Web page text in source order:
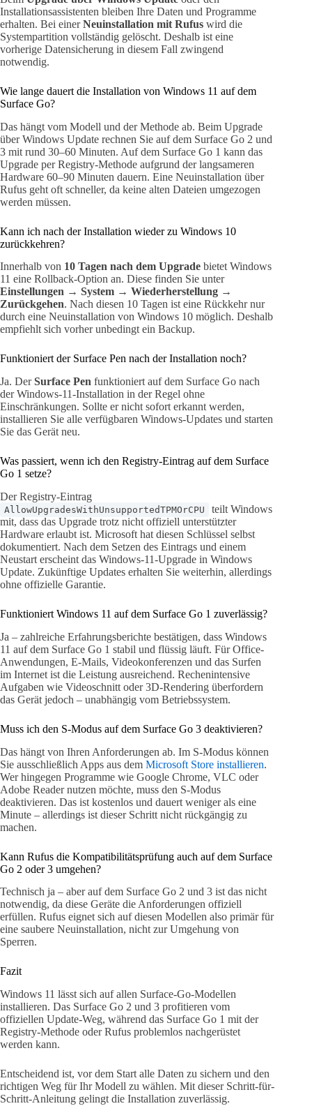
Installationsassistenten bleiben Ihre Daten und Programme
erhalten. Bei einerNeuinstallation mit Rufus wird die
Systempartition vollständig gelöscht. Deshalb ist eine
vorherige Datensicherung in diesem Fall zwingend
notwendig.
Wie lange dauert die Installation von Windows 11 auf dem
Surface Go?
Das hängt vom Modell und der Methode ab. Beim Upgrade
über Windows Update rechnen Sie auf dem Surface Go 2 und
3 mit rund 30–60 Minuten. Auf dem Surface Go 1 kann das
Upgrade per Registry-Methode aufgrund der langsameren
Hardware 60–90 Minuten dauern. Eine Neuinstallation über
Rufus geht oft schneller, da keine alten Dateien umgezogen
werden müssen.
Kann ich nach der Installation wieder zu Windows 10
zurückkehren?
Innerhalb von 10 Tagen nach dem Upgrade bietet Windows
11 eine Rollback-Option an. Diese finden Sie unter
Einstellungen → System → Wiederherstellung →
Zurückgehen. Nach diesen 10 Tagen ist eine Rückkehr nur
durch eine Neuinstallation von Windows 10 möglich. Deshalb
empfiehlt sich vorher unbedingt ein Backup.
Funktioniert der Surface Pen nach der Installation noch?
Ja. DerSurface Pen funktioniert auf dem Surface Go nach
der Windows-11-Installation in der Regel ohne
Einschränkungen. Sollte er nicht sofort erkannt werden,
installieren Sie alle verfügbaren Windows-Updates und starten
Sie das Gerät neu.
Was passiert, wenn ich den Registry-Eintrag auf dem Surface
Go 1 setze?
Der Registry-Eintrag
AllowUpgradesWithUnsupportedTPMOrCPU
teilt Windows
mit, dass das Upgrade trotz nicht offiziell unterstützter
Hardware erlaubt ist. Microsoft hat diesen Schlüssel selbst
dokumentiert. Nach dem Setzen des Eintrags und einem
Neustart erscheint das Windows-11-Upgrade in Windows
Update. Zukünftige Updates erhalten Sie weiterhin, allerdings
ohne offizielle Garantie.
Funktioniert Windows 11 auf dem Surface Go 1 zuverlässig?
Ja – zahlreiche Erfahrungsberichte bestätigen, dass Windows
11 auf dem Surface Go 1 stabil und flüssig läuft. Für Office-
Anwendungen, E-Mails, Videokonferenzen und das Surfen
im Internet ist die Leistung ausreichend. Rechenintensive
Aufgaben wie Videoschnitt oder 3D-Rendering überfordern
das Gerät jedoch – unabhängig vom Betriebssystem.
Muss ich den S-Modus auf dem Surface Go 3 deaktivieren?
Das hängt von Ihren Anforderungen ab. Im S-Modus können
Sie ausschließlich Apps aus dem Microsoft Store installieren.
Wer hingegen Programme wie Google Chrome, VLC oder
Adobe Reader nutzen möchte, muss den S-Modus
deaktivieren. Das ist kostenlos und dauert weniger als eine
Minute – allerdings ist dieser Schritt nicht rückgängig zu
machen.
Kann Rufus die Kompatibilitätsprüfung auch auf dem Surface
Go 2 oder 3 umgehen?
Technisch ja – aber auf dem Surface Go 2 und 3 ist das nicht
notwendig, da diese Geräte die Anforderungen offiziell
erfüllen. Rufus eignet sich auf diesen Modellen also primär für
eine saubere Neuinstallation, nicht zur Umgehung von
Sperren.
Fazit
Windows 11 lässt sich auf allen Surface-Go-Modellen
installieren. Das Surface Go 2 und 3 profitieren vom
offiziellen Update-Weg, während das Surface Go 1 mit der
Registry-Methode oder Rufus problemlos nachgerüstet
werden kann.
Entscheidend ist, vor dem Start alle Daten zu sichern und den
richtigen Weg für Ihr Modell zu wählen. Mit dieser Schritt-für-
Schritt-Anleitung gelingt die Installation zuverlässig.